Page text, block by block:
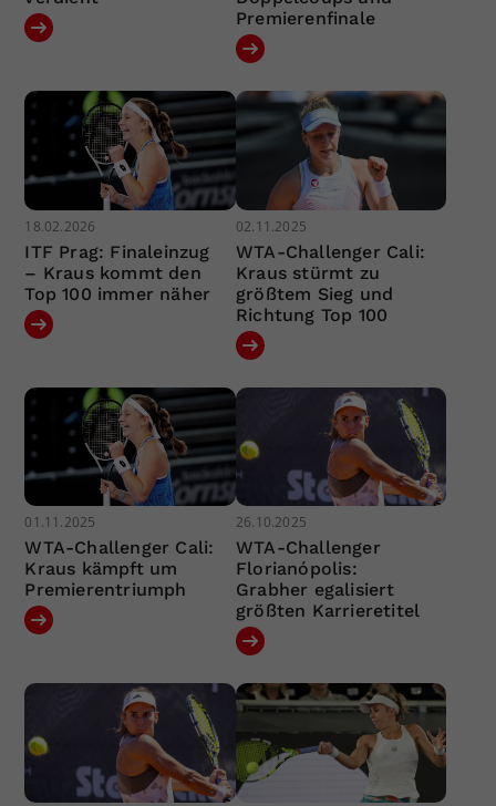
Premierenfinale
18.02.2026
ITF Prag: Finaleinzug
– Kraus kommt den
Top 100 immer näher
02.11.2025
WTA-Challenger Cali:
Kraus stürmt zu
größtem Sieg und
Richtung Top 100
01.11.2025
WTA-Challenger Cali:
Kraus kämpft um
Premierentriumph
26.10.2025
WTA-Challenger
Florianópolis:
Grabher egalisiert
größten Karrieretitel